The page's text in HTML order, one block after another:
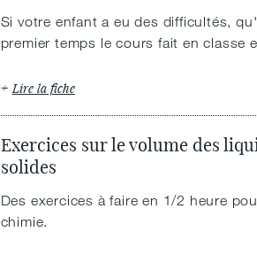
Si votre enfant a eu des difficultés,
premier temps le cours fait en classe
Lire la fiche
Exercices sur le volume des
solides
Des exercices à faire en 1/2 heure
chimie.